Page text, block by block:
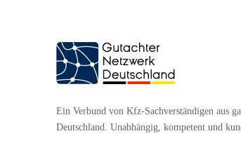
Ein Verbund von Kfz-Sachverständigen aus
Deutschland. Unabhängig, kompetent und